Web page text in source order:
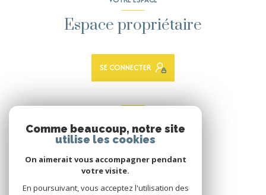
Espace propriétaire
SE CONNECTER
Nous adhérons
Comme beaucoup, notre site
utilise les cookies
On aimerait vous accompagner pendant
votre visite.
En poursuivant, vous acceptez l'utilisation des